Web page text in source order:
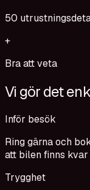
50
+
Bra att veta
Vi gör det
Inför besök
Ring gärna och
att bilen finns
Trygghet